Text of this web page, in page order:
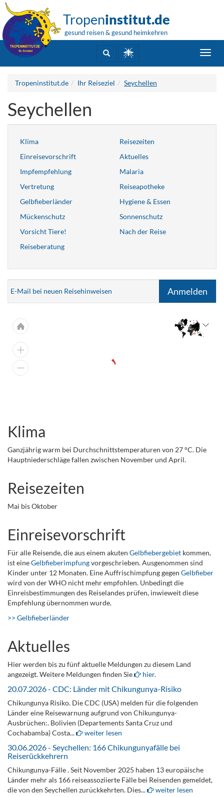
Tropeninstitut.de
gesund reisen & gesund heimkehren
Tropeninstitut.de Ihr Reiseziel Seychellen
Seychellen
Klima
Reisezeiten
Einreisevorschrift
Aktuelles
Impfempfehlung
Malaria
Vertretung
Reiseapotheke
Gelbfieberländer
Hygiene & Essen
Mückenschutz
Sonnenschutz
Vorsicht Tiere!
Nach der Reise
Reiseberatung
E-Mail bei neuen Reisehinweisen Anmelden
Klima
Ganzjährig warm bei Durchschnittstemperaturen von 27 °C. Die
Hauptniederschläge fallen zwischen November und April.
Reisezeiten
Mai bis Oktober
Einreisevorschrift
Für alle Reisende, die aus einem akuten Gelbfiebergebiet kommen,
ist eineGelbfieberimpfungvorgeschrieben. Ausgenommen sind
Kinder unter 12 Monaten. Eine Auffrischimpfung gegen Gelbfieber
wird von der WHO nicht mehr empfohlen. Unbedingt die
Einreisbestimmungen des Reiselandes prüfen, inwieweit diese
Empfehlung übernommen wurde.
>> Gelbfieberländer
Aktuelles
Hier werden bis zu fünf aktuelle Meldungen zu diesem Land
angezeigt. Weitere Meldungen finden Sie
hier.
20.07.2026 - CDC: Länder mit Chikungunya-Risiko
Chikungunya Risiko. Die CDC (USA) melden für die folgenden
Länder eine Reisewarnung aufgrund von Chikungunya-
Ausbrüchen:. Bolivien (Departements Santa Cruz und
Cochabamba) Costa...
weiter lesen
30.06.2026 - Seychellen: 166 Chikungunyafälle bei
Reiserückkehrern
Chikungunya-Fälle . Seit November 2025 haben 13 europäische
Länder mehr als 166 reiseassoziierte Fälle bei Reisenden gemeldet,
die von den Seychellen zurückkehrten. Dies...
weiter lesen